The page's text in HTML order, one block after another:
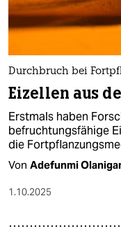
Durchbruch bei
Eizellen aus
Erstmals haben
befruchtungsfähige
die
Von Adefunmi
1.10.2025